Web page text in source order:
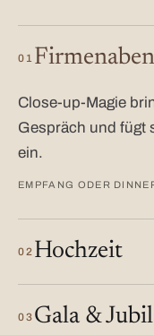
01
Close-up-Magie
Gespräch und fügt
ein.
EMPFANG ODER
02 Hochzeit
03 Gala &